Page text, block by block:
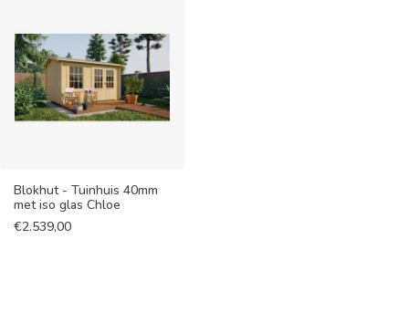
Blokhut - Tuinhuis 40mm
met iso glas Chloe
€2.539,00